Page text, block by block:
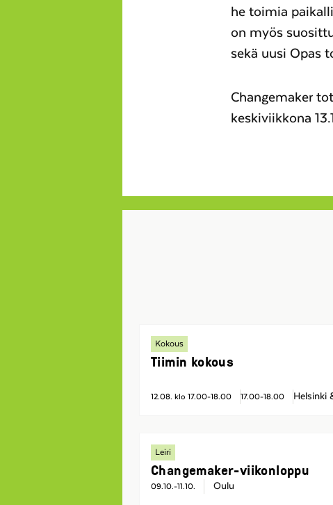
he toimia
on myös
sekä uusi Opas
Changemaker
keskiviikkona
Kokous
Tiimin kokous
12.08. klo 17.00-18.00 17.00-18.00 Helsinki
Leiri
Changemaker-viikonloppu
09.10.-11.10. Oulu